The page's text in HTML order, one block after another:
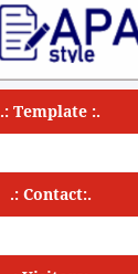
.: Template :.
.: Contact:.